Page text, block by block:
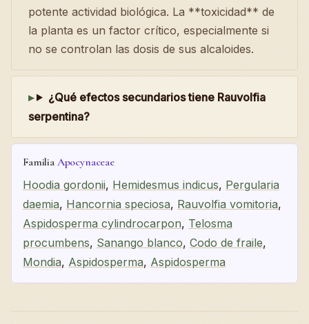
potente actividad biológica. La **toxicidad** de
la planta es un factor crítico, especialmente si
no se controlan las dosis de sus alcaloides.
¿Qué efectos secundarios tiene Rauvolfia
serpentina?
Familia Apocynaceae
Hoodia gordonii, Hemidesmus indicus, Pergularia
daemia, Hancornia speciosa, Rauvolfia vomitoria,
Aspidosperma cylindrocarpon, Telosma
procumbens, Sanango blanco, Codo de fraile,
Mondia, Aspidosperma, Aspidosperma